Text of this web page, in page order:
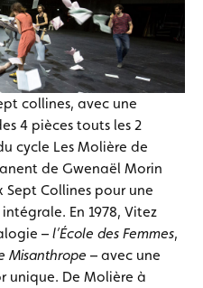
collines, avec une
4 pièces touts les 2
cycle Les Molière de
de Gwenaël Morin
Sept Collines pour une
En 1978, Vitez
– l’École des Femmes,
Misanthrope – avec une
unique. De Molière à